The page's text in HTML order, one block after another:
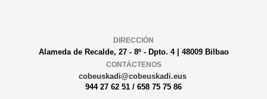
DIRECCIÓN
Alameda de Recalde, 27 - 8º - Dpto. 4 | 48009 Bilbao
CONTÁCTENOS
cobeuskadi@cobeuskadi.eus
944 27 62 51 / 658 75 75 86